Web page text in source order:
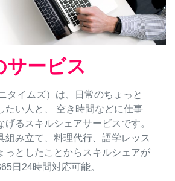
サービス
タイムズ）は、日常のちょっと
たい人と、 空き時間などに仕事
げるスキルシェアサービスです。
組み立て、料理代行、語学レッス
っとしたことからスキルシェアが
日24時間対応可能。